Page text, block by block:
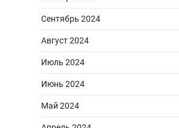
Сентябрь 2024
Август 2024
Июль 2024
Июнь 2024
Май 2024